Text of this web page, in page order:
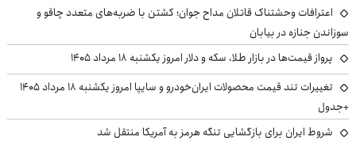
اعترافات وحشتناک قاتلان مداح جوان؛ کشتن با ضربه‌های متعدد چاقو و
سوزاندن جنازه در بیابان
پرواز قیمت‌ها در بازار طلا، سکه و دلار امروز یکشنبه ۱۸ مرداد ۱۴۰۵
تغییرات تند قیمت محصولات ایران‌خودرو و سایپا امروز یکشنبه ۱۸ مرداد ۱۴۰۵
+جدول
شروط ایران برای بازگشایی تنگه هرمز به آمریکا منتقل شد